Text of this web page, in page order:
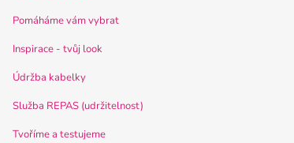
Pomáháme vám vybrat
Inspirace - tvůj look
Údržba kabelky
Služba REPAS (udržitelnost)
Tvoříme a testujeme